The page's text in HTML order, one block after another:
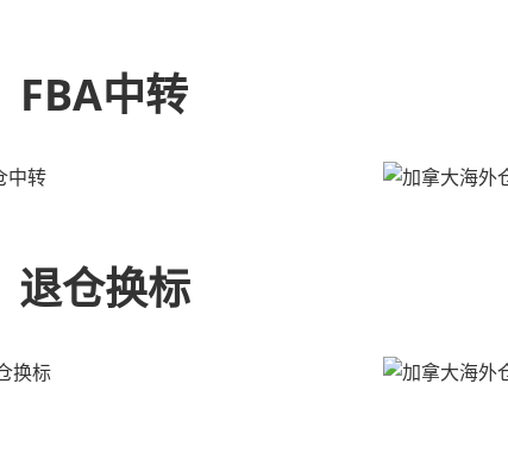
FBA中转
退仓换标